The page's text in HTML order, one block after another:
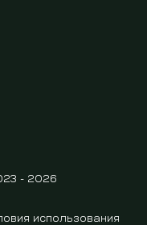
- 2026
использования